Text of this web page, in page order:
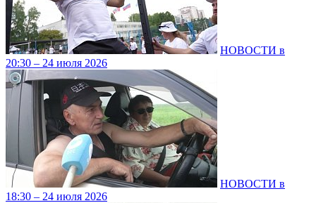
НОВОСТИ в
20:30 – 24 июля 2026
НОВОСТИ в
18:30 – 24 июля 2026